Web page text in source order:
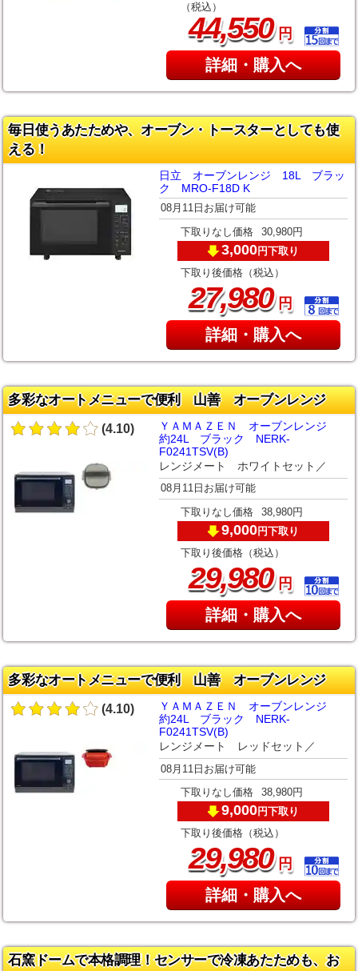
（税込）
44,550円
詳細・購入へ
毎日使うあたためや、オーブン・トースターとしても使
える！
日立 オーブンレンジ 18L ブラッ
ク MRO-F18D K
08月11日お届け可能
下取りなし価格 30,980円
3,000円下取り
下取り後価格（税込）
27,980円
詳細・購入へ
多彩なオートメニューで便利 山善 オーブンレンジ
(4.10)
ＹＡＭＡＺＥＮ オーブンレンジ
約24L ブラック NERK-
F0241TSV(B)
レンジメート ホワイトセット／
08月11日お届け可能
下取りなし価格 38,980円
9,000円下取り
下取り後価格（税込）
29,980円
詳細・購入へ
多彩なオートメニューで便利 山善 オーブンレンジ
(4.10)
ＹＡＭＡＺＥＮ オーブンレンジ
約24L ブラック NERK-
F0241TSV(B)
レンジメート レッドセット／
08月11日お届け可能
下取りなし価格 38,980円
9,000円下取り
下取り後価格（税込）
29,980円
詳細・購入へ
石窯ドームで本格調理！センサーで冷凍あたためも、お